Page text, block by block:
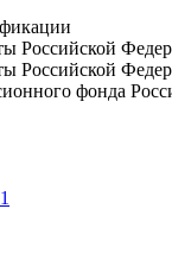
Российской
Российской
фонда